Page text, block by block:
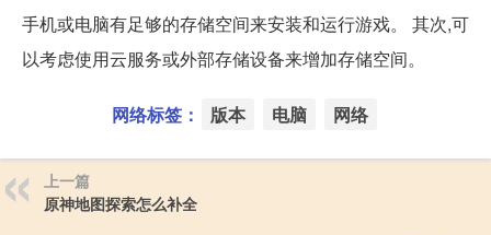
手机或电脑有足够的存储空间来安装和运行游戏。 其次,可
以考虑使用云服务或外部存储设备来增加存储空间。
网络标签： 版本 电脑 网络
上一篇
原神地图探索怎么补全